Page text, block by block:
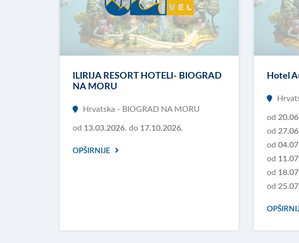
ILIRIJA RESORT HOTELI- BIOGRAD
NA MORU
Hrvatska - BIOGRAD NA MORU
od 13.03.2026. do 17.10.2026.
OPŠIRNIJE
Hotel
od
od
od
od
od
od